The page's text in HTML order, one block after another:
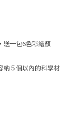
送一包6色彩繪顏
納５個以內的科學材